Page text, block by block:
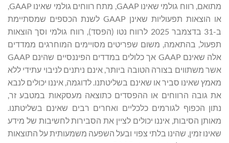
מתואם, רווח גולמי שאינו GAAP, מתח רווחים גולמי שאינו GAAP,
או הוצאות תפעוליות שאינן GAAP לשנת הכספים שמסתיימת
ב-31 בדצמבר 2025 לרווח נטו (הפסד), רווח גולמי וסך הוצאות
תפעול, בהתאמה, משום שפריטים מסויימים המוחרגים ממדדים
אלה שאינם GAAP אך כלולים במדדים הפיננסיים שהינם GAAP
אשר משתווים בצורה הטובה ביותר, אינם ניתנים לניבוי עתידי ללא
מאמץ שאינו סביר או שאינם בשליטתנו. לדוגמה, איננו יכולים לנבא
את גובה הרווחים או ההפסדים כתוצאה מעסקאות במטבע זר,
נתון הכפוף לגורמים כלכליים ואחרים רבים שאינם בשליטתנו.
מאותן הסיבות, איננו יכולים לציין את הסבירות לחשיבות של מידע
שאינו זמין, שהינו בלתי צפוי ובעל השפעה משמעותית על התוצאות